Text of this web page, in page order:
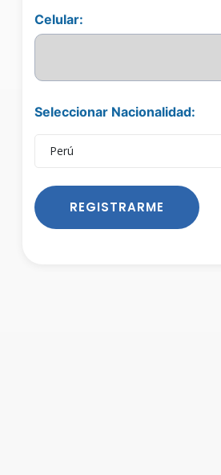
Celular:
Seleccionar Nacionalidad:
Perú
REGISTRARME